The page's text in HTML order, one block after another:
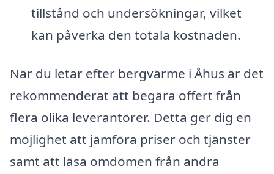
tillstånd och undersökningar, vilket
kan påverka den totala kostnaden.
När du letar efter bergvärme i Åhus är det
rekommenderat att begära offert från
flera olika leverantörer. Detta ger dig en
möjlighet att jämföra priser och tjänster
samt att läsa omdömen från andra